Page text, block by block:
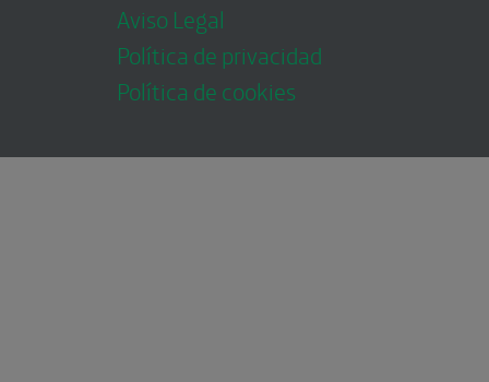
Aviso Legal
Política de privacidad
Política de cookies